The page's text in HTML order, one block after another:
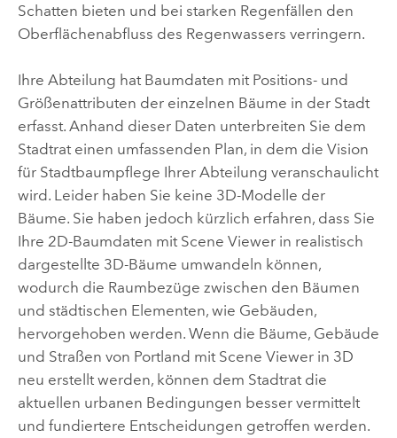
Schatten bieten und bei starken Regenfällen den
Oberflächenabfluss des Regenwassers verringern.
Ihre Abteilung hat Baumdaten mit Positions- und
Größenattributen der einzelnen Bäume in der Stadt
erfasst. Anhand dieser Daten unterbreiten Sie dem
Stadtrat einen umfassenden Plan, in dem die Vision
für Stadtbaumpflege Ihrer Abteilung veranschaulicht
wird. Leider haben Sie keine 3D-Modelle der
Bäume. Sie haben jedoch kürzlich erfahren, dass Sie
Ihre 2D-Baumdaten mit Scene Viewerin realistisch
dargestellte 3D-Bäume umwandeln können,
wodurch die Raumbezüge zwischen den Bäumen
und städtischen Elementen, wie Gebäuden,
hervorgehoben werden. Wenn die Bäume, Gebäude
und Straßen von Portland mit Scene Viewerin 3D
neu erstellt werden, können dem Stadtrat die
aktuellen urbanen Bedingungen besser vermittelt
und fundiertere Entscheidungen getroffen werden.